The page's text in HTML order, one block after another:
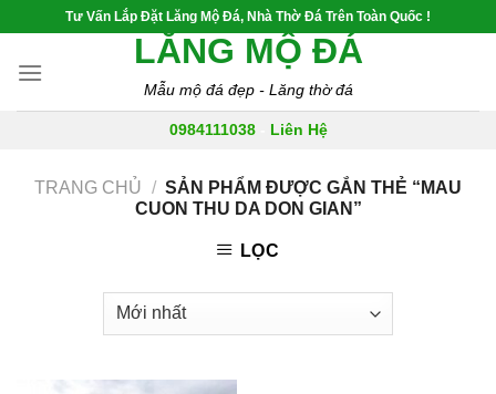
content
Tư Vấn Lắp Đặt Lăng Mộ Đá, Nhà Thờ Đá Trên Toàn Quốc !
LĂNG MỘ ĐÁ
Mẫu mộ đá đẹp - Lăng thờ đá
0984111038- Liên Hệ
TRANG CHỦ / SẢN PHẨM ĐƯỢC GẮN THẺ “MAU
CUON THU DA DON GIAN”
LỌC